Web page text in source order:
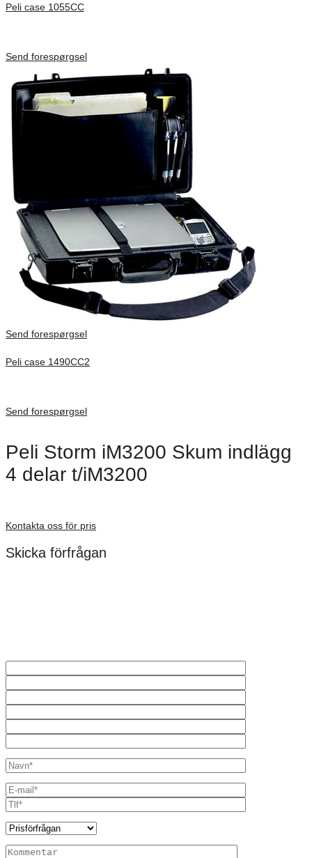
Peli case 1055CC
Send forespørgsel
Send forespørgsel
Peli case 1490CC2
Send forespørgsel
Peli Storm iM3200 Skum indlägg
4 delar t/iM3200
Kontakta oss för pris
Skicka förfrågan